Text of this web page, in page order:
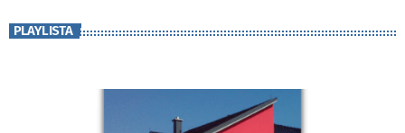
PLAYLISTA